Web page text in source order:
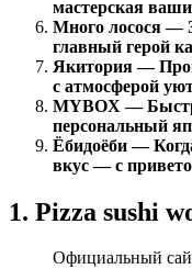
мастерская
Много лосося —
главный герой
Якитория —
с атмосферой
MYBOX —
персональный
Ёбидоёби —
вкус — с
1. Pizza sushi
Официальный